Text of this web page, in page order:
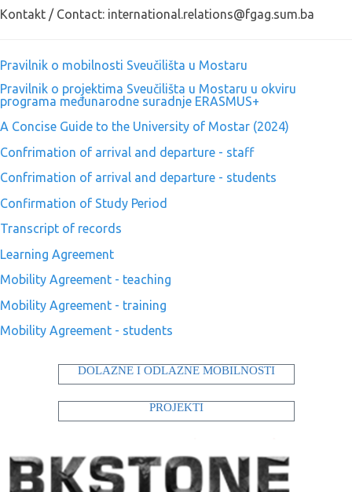
Kontakt / Contact: international.relations@fgag.sum.ba
Pravilnik o mobilnosti Sveučilišta u Mostaru
Pravilnik o projektima Sveučilišta u Mostaru u okviru
programa međunarodne suradnje ERASMUS+
A Concise Guide to the University of Mostar (2024)
Confrimation of arrival and departure - staff
Confrimation of arrival and departure - students
Confirmation of Study Period
Transcript of records
Learning Agreement
Mobility Agreement - teaching
Mobility Agreement - training
Mobility Agreement - students
DOLAZNE I ODLAZNE MOBILNOSTI
PROJEKTI